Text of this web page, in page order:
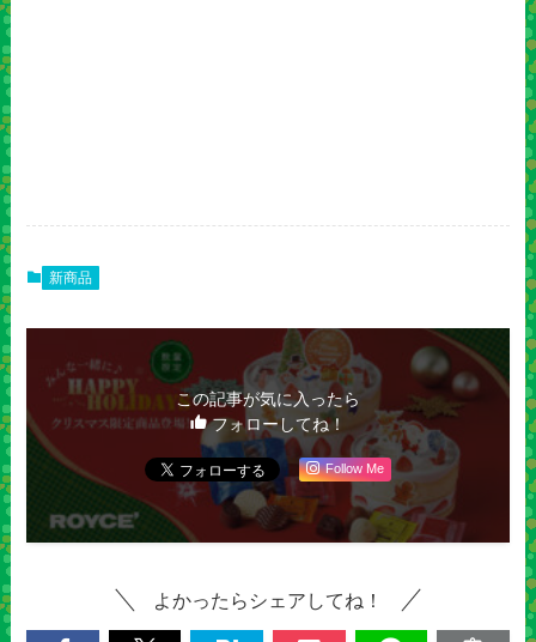
新商品
この記事が気に入ったら
フォローしてね！
Follow Me
よかったらシェアしてね！